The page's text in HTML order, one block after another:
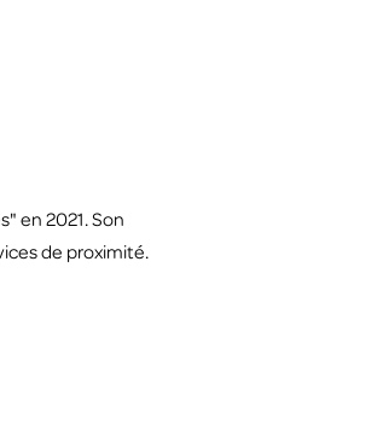
en 2021. Son
de proximité.